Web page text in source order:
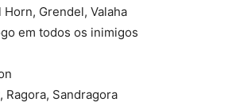
Horn, Grendel, Valaha
em todos os inimigos
Ragora, Sandragora